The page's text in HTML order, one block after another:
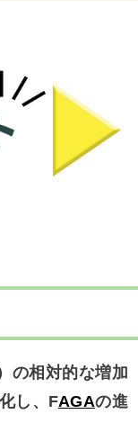
の相対的な増加
し、FAGAの進